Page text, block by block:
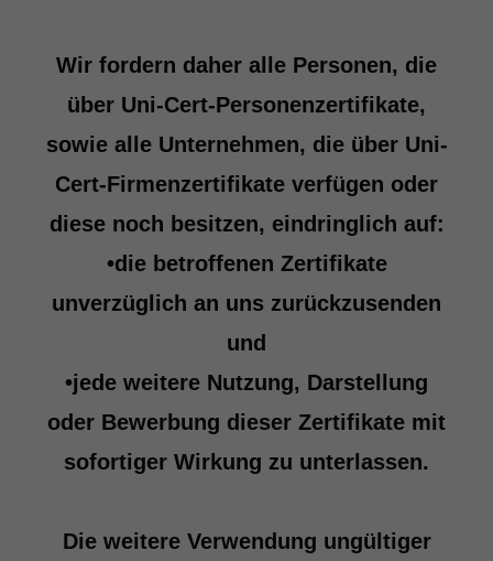
Wir fordern daher alle Personen, die
über Uni-Cert-Personenzertifikate,
sowie alle Unternehmen, die über Uni-
Cert-Firmenzertifikate verfügen oder
diese noch besitzen, eindringlich auf:
•die betroffenen Zertifikate
unverzüglich an uns zurückzusenden
und
•jede weitere Nutzung, Darstellung
oder Bewerbung dieser Zertifikate mit
sofortiger Wirkung zu unterlassen.
Die weitere Verwendung ungültiger